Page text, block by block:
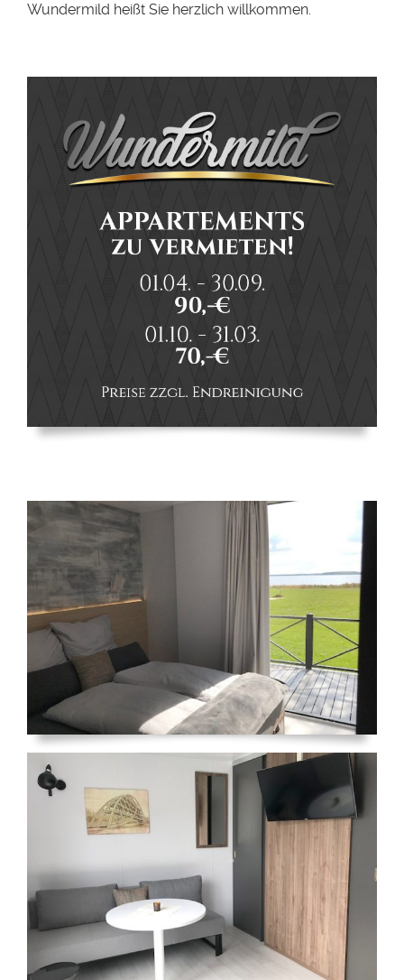
Wundermild heißt Sie herzlich willkommen.